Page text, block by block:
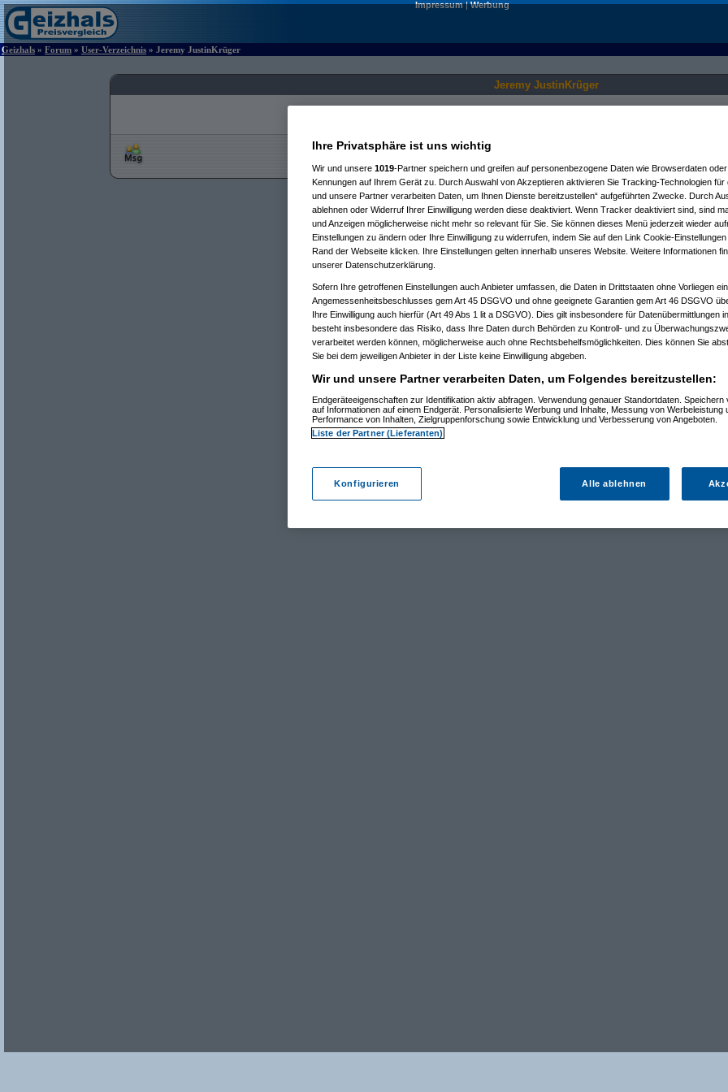
Impressum|Werbung
Geizhals » Forum » User-Verzeichnis » Jeremy JustinKrüger
Jeremy JustinKrüger
Ihre Privatsphäre ist uns wichtig
Wir und unsere 1019-Partner speichern und greifen auf personenbezogene Daten wie Browserdaten
Kennungen auf Ihrem Gerät zu. Durch Auswahl von Akzeptieren aktivieren Sie Tracking-Technologien für
und unsere Partner verarbeiten Daten, um Ihnen Dienste bereitzustellen“ aufgeführten Zwecke. Durch
ablehnen oder Widerruf Ihrer Einwilligung werden diese deaktiviert. Wenn Tracker deaktiviert sind, sind
und Anzeigen möglicherweise nicht mehr so relevant für Sie. Sie können dieses Menü jederzeit wieder
Einstellungen zu ändern oder Ihre Einwilligung zu widerrufen, indem Sie auf den Link Cookie-
Rand der Webseite klicken. Ihre Einstellungen gelten innerhalb unseres Website. Weitere Informationen
unserer Datenschutzerklärung.
Sofern Ihre getroffenen Einstellungen auch Anbieter umfassen, die Daten in Drittstaaten ohne Vorliegen
Angemessenheitsbeschlusses gem Art 45 DSGVO und ohne geeignete Garantien gem Art 46 DSGVO
Ihre Einwilligung auch hierfür (Art 49 Abs 1 lit a DSGVO). Dies gilt insbesondere für Datenübermittlungen
besteht insbesondere das Risiko, dass Ihre Daten durch Behörden zu Kontroll- und zu
verarbeitet werden können, möglicherweise auch ohne Rechtsbehelfsmöglichkeiten. Dies können Sie
Sie bei dem jeweiligen Anbieter in der Liste keine Einwilligung abgeben.
Wir und unsere Partner verarbeiten Daten, um Folgendes bereitzustellen:
Endgeräteeigenschaften zur Identifikation aktiv abfragen. Verwendung genauer Standortdaten. Speichern
auf Informationen auf einem Endgerät. Personalisierte Werbung und Inhalte, Messung von Werbeleistung
Performance von Inhalten, Zielgruppenforschung sowie Entwicklung und Verbesserung von Angeboten.
Liste der Partner (Lieferanten)
Konfigurieren Alle ablehnen